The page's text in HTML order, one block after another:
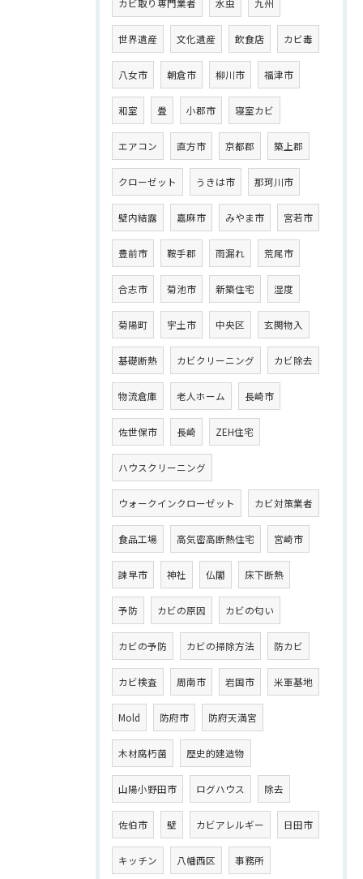
カビ取り専門業者 水虫 九州
世界遺産 文化遺産 飲食店 カビ毒
八女市 朝倉市 柳川市 福津市
和室 畳 小郡市 寝室カビ
エアコン 直方市 京都郡 築上郡
クローゼット うきは市 那珂川市
壁内結露 嘉麻市 みやま市 宮若市
豊前市 鞍手郡 雨漏れ 荒尾市
合志市 菊池市 新築住宅 湿度
菊陽町 宇土市 中央区 玄関物入
基礎断熱 カビクリーニング カビ除去
物流倉庫 老人ホーム 長崎市
佐世保市 長崎 ZEH住宅
ハウスクリーニング
ウォークインクローゼット カビ対策業者
食品工場 高気密高断熱住宅 宮崎市
諫早市 神社 仏閣 床下断熱
予防 カビの原因 カビの匂い
カビの予防 カビの掃除方法 防カビ
カビ検査 周南市 岩国市 米軍基地
Mold 防府市 防府天満宮
木材腐朽菌 歴史的建造物
山陽小野田市 ログハウス 除去
佐伯市 壁 カビアレルギー 日田市
キッチン 八幡西区 事務所